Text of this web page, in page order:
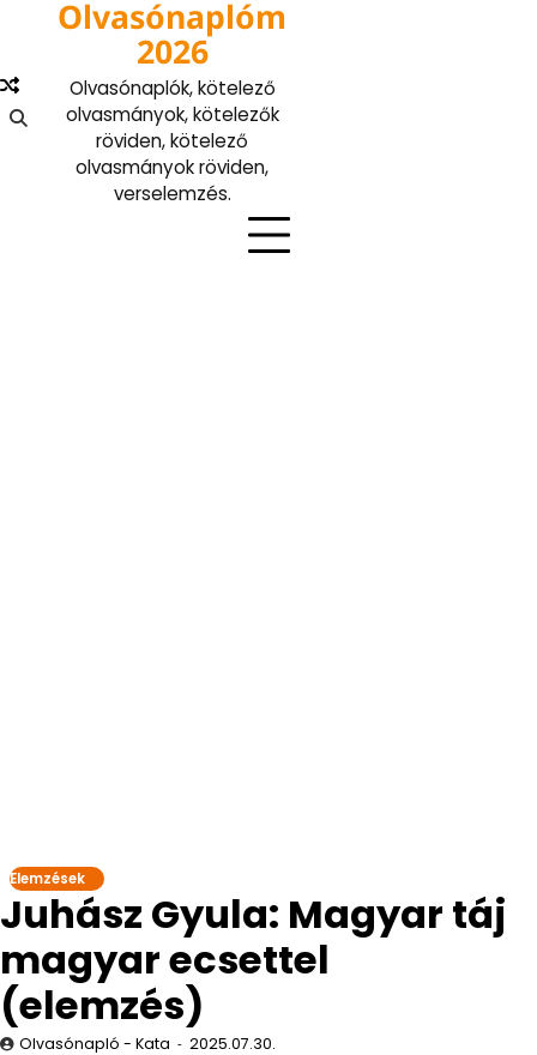
content
Olvasónaplóm
2026
Olvasónaplók, kötelező
olvasmányok, kötelezők
röviden, kötelező
olvasmányok röviden,
verselemzés.
Elemzések
Juhász Gyula: Magyar táj
magyar ecsettel
(elemzés)
Olvasónapló - Kata 2025.07.30.